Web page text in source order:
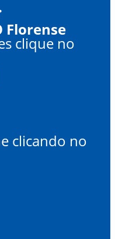
Florense
clique no
clicando no